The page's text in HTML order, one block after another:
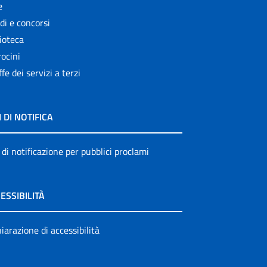
e concorsi
dei servizi a terzi
DI NOTIFICA
notificazione per pubblici proclami
di accessibilità